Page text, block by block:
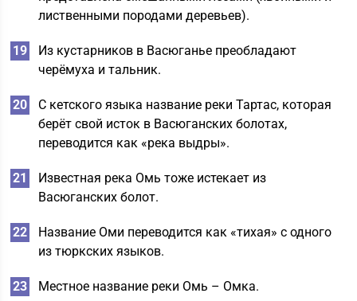
лиственными породами деревьев).
Из кустарников в Васюганье преобладают
черёмуха и тальник.
С кетского языка название реки Тартас, которая
берёт свой исток в Васюганских болотах,
переводится как «река выдры».
Известная река Омь тоже истекает из
Васюганских болот.
Название Оми переводится как «тихая» с одного
из тюркских языков.
Местное название реки Омь – Омка.